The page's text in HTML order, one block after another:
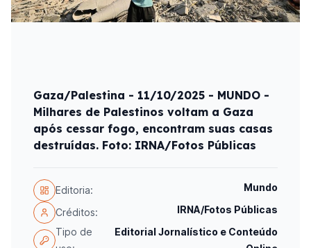
Gaza/Palestina - 11/10/2025 - MUNDO -
Milhares de Palestinos voltam a Gaza
após cessar fogo, encontram suas casas
destruídas. Foto: IRNA/Fotos Públicas
Editoria: Mundo
Créditos:
IRNA/Fotos Públicas
Tipo de
Editorial Jornalístico e Conteúdo